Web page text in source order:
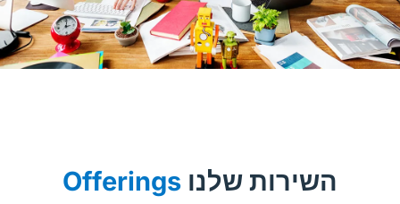
השירות שלנוOfferings